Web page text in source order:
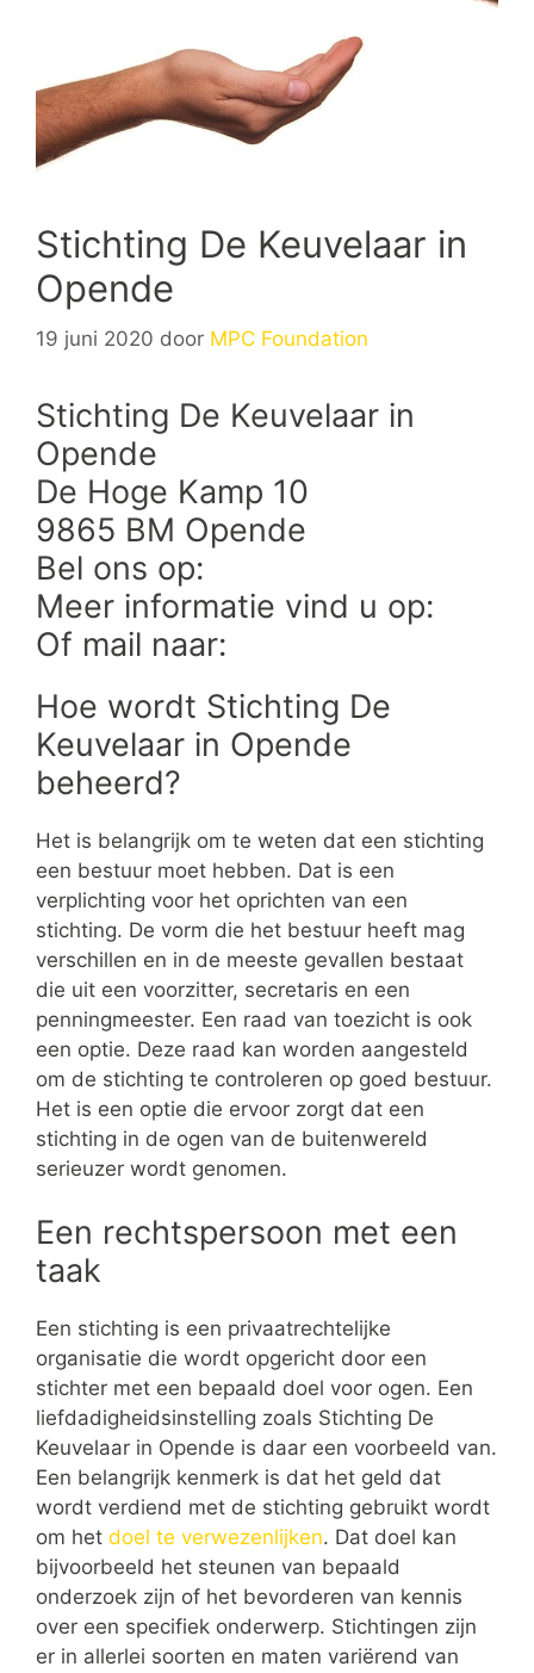
Stichting De Keuvelaar in
Opende
19 juni 2020 door MPC Foundation
Stichting De Keuvelaar in
Opende
De Hoge Kamp 10
9865 BM Opende
Bel ons op:
Meer informatie vind u op:
Of mail naar:
Hoe wordt Stichting De
Keuvelaar in Opende
beheerd?
Het is belangrijk om te weten dat een stichting
een bestuur moet hebben. Dat is een
verplichting voor het oprichten van een
stichting. De vorm die het bestuur heeft mag
verschillen en in de meeste gevallen bestaat
die uit een voorzitter, secretaris en een
penningmeester. Een raad van toezicht is ook
een optie. Deze raad kan worden aangesteld
om de stichting te controleren op goed bestuur.
Het is een optie die ervoor zorgt dat een
stichting in de ogen van de buitenwereld
serieuzer wordt genomen.
Een rechtspersoon met een
taak
Een stichting is een privaatrechtelijke
organisatie die wordt opgericht door een
stichter met een bepaald doel voor ogen. Een
liefdadigheidsinstelling zoals Stichting De
Keuvelaar in Opende is daar een voorbeeld van.
Een belangrijk kenmerk is dat het geld dat
wordt verdiend met de stichting gebruikt wordt
om het doel te verwezenlijken. Dat doel kan
bijvoorbeeld het steunen van bepaald
onderzoek zijn of het bevorderen van kennis
over een specifiek onderwerp. Stichtingen zijn
er in allerlei soorten en maten variërend van